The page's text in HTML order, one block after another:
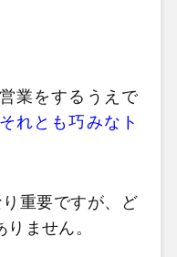
業をするうえで
れとも巧みなト
重要ですが、ど
ません。